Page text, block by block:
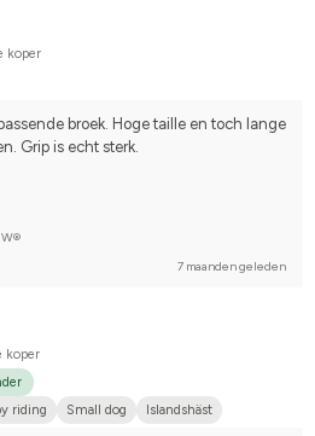
koper
broek. Hoge taille en toch lange
Grip is echt sterk.
7 maanden geleden
koper
riding Small dog
Islandshäst